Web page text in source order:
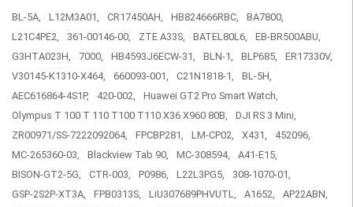
BL-5A, L12M3A01, CR17450AH, HB824666RBC,
BA7800,
L21C4PE2,
361-00146-00, ZTE A33S, BATEL80L6,
EB-BR500ABU,
G3HTA023H,
7000, HB4593J6ECW-31, BLN-1, BLP685,
ER17330V,
V30145-K1310-X464,
660093-001, C21N1818-1,
BL-5H,
AEC616864-4S1P,
420-002,
Huawei GT2 Pro Smart Watch,
Olympus T 100 T 110 T100 T110 X36 X960 80B,
DJI RS 3 Mini,
ZR00971/SS-7222092064,
FPCBP281, LM-CP02, X431,
452096,
MC-265360-03,
Blackview Tab 90, MC-308594,
A41-E15,
BISON-GT2-5G,
CTR-003, P0986, L22L3PG5,
308-1070-01,
GSP-2S2P-XT3A,
FPB0313S, LiU307689PHVUTL, A1652,
AP22ABN,